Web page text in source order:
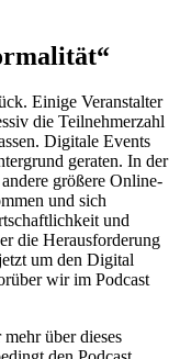
Einige Veranstalter
die Teilnehmerzahl
Digitale Events
geraten. In der
größere Online-
und sich
und
die Herausforderung
um den Digital
wir im Podcast
über dieses